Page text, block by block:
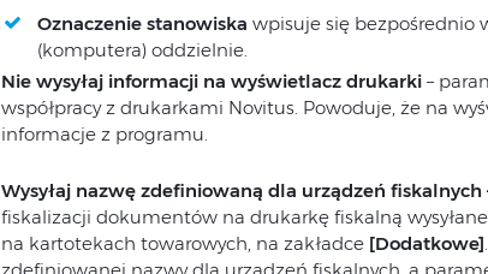
Oznaczenie stanowiska wpisuje się bezpośrednio
(komputera) oddzielnie.
Nie wysyłaj informacji na wyświetlacz drukarki–
współpracy z drukarkami Novitus. Powoduje, że na
informacje z programu.
Wysyłaj nazwę zdefiniowaną dla urządzeń fiskalnych
fiskalizacji dokumentów na drukarkę fiskalną
na kartotekach towarowych, na zakładce [Dodatkowe]
zdefiniowanej nazwy dla urządzeń fiskalnych, a